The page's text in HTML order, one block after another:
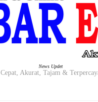
News Updet
Cepat, Akurat, Tajam &